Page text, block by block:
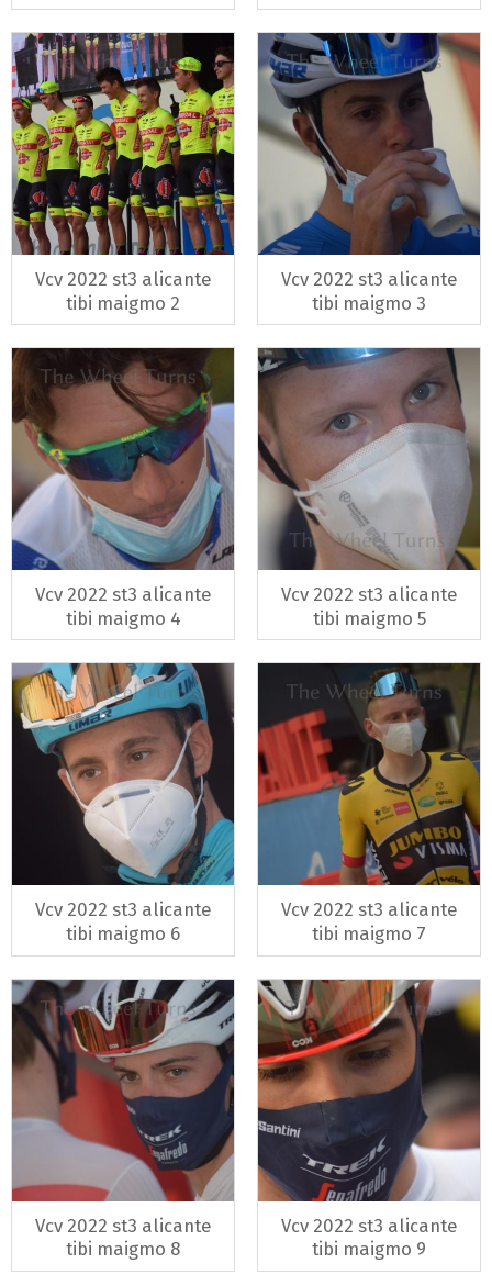
Vcv 2022 st3 alicante
tibi maigmo 2
Vcv 2022 st3 alicante
tibi maigmo 3
Vcv 2022 st3 alicante
tibi maigmo 4
Vcv 2022 st3 alicante
tibi maigmo 5
Vcv 2022 st3 alicante
tibi maigmo 6
Vcv 2022 st3 alicante
tibi maigmo 7
Vcv 2022 st3 alicante
tibi maigmo 8
Vcv 2022 st3 alicante
tibi maigmo 9